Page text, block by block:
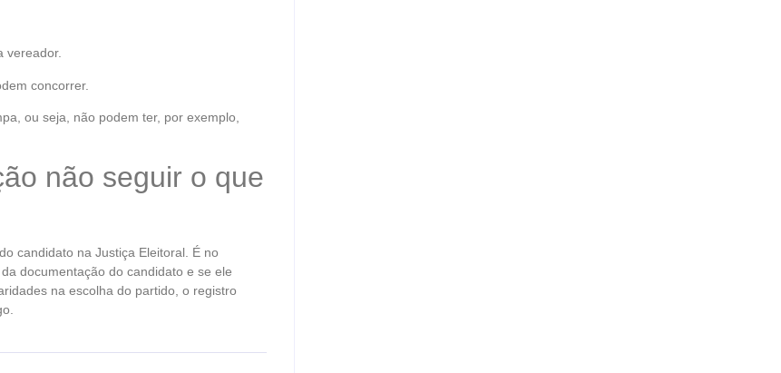
vereador.
concorrer.
ou seja, não podem ter, por exemplo,
não seguir o que
candidato na Justiça Eleitoral. É no
documentação do candidato e se ele
na escolha do partido, o registro